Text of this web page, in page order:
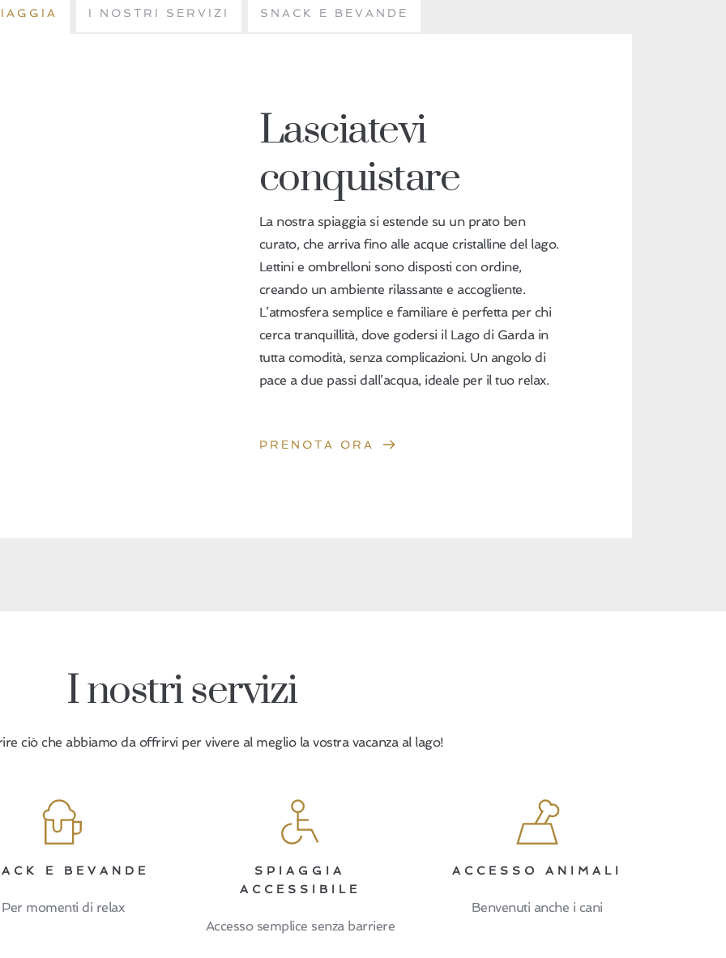
I NOSTRI SERVIZI SNACK E BEVANDE
Lasciatevi
conquistare
La nostra spiaggia si estende su un prato ben
curato, che arriva fino alle acque cristalline del lago.
Lettini e ombrelloni sono disposti con ordine,
creando un ambiente rilassante e accogliente.
L’atmosfera semplice e familiare è perfetta per chi
cerca tranquillità, dove godersi il Lago di Garda in
tutta comodità, senza complicazioni. Un angolo di
pace a due passi dall’acqua, ideale per il tuo relax.
PRENOTA ORA
I nostri servizi
ciò che abbiamo da offrirvi per vivere al meglio la vostra vacanza al lago!
E BEVANDE
Per momenti di relax
SPIAGGIA
ACCESSIBILE
Accesso semplice senza barriere
ACCESSO ANIMALI
Benvenuti anche i cani